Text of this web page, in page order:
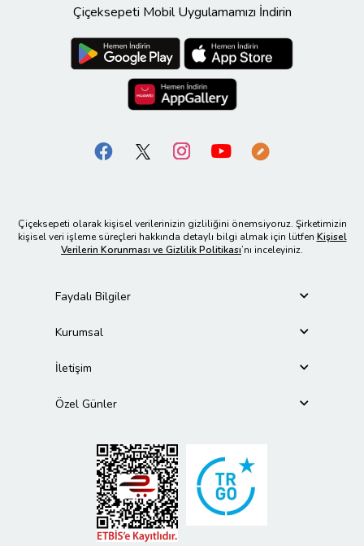
Çiçeksepeti Mobil Uygulamamızı İndirin
Çiçeksepeti olarak kişisel verilerinizin gizliliğini önemsiyoruz. Şirketimizin
kişisel veri işleme süreçleri hakkında detaylı bilgi almak için lütfen Kişisel
Verilerin Korunması ve Gizlilik Politikası’nı inceleyiniz.
Faydalı Bilgiler
Kurumsal
İletişim
Özel Günler